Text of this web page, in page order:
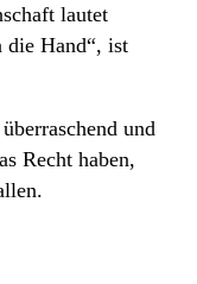
lautet
die Hand“, ist
und
Recht haben,